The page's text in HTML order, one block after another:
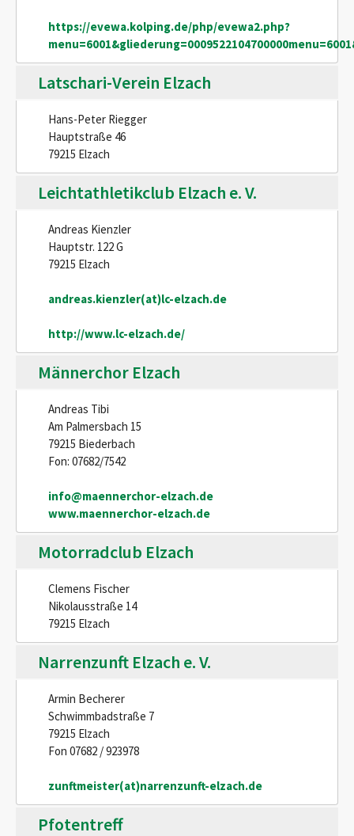
https://evewa.kolping.de/php/evewa2.php?
Latschari-Verein Elzach
Hans-Peter Riegger
Hauptstraße 46
79215 Elzach
Leichtathletikclub Elzach e. V.
Andreas Kienzler
Hauptstr. 122 G
79215 Elzach
andreas.kienzler(at)lc-elzach.de
http://www.lc-elzach.de/
Männerchor Elzach
Andreas Tibi
Am Palmersbach 15
79215 Biederbach
Fon: 07682/7542
info@maennerchor-elzach.de
www.maennerchor-elzach.de
Motorradclub Elzach
Clemens Fischer
Nikolausstraße 14
79215 Elzach
Narrenzunft Elzach e. V.
Armin Becherer
Schwimmbadstraße 7
79215 Elzach
Fon 07682 / 923978
zunftmeister(at)narrenzunft-elzach.de
Pfotentreff